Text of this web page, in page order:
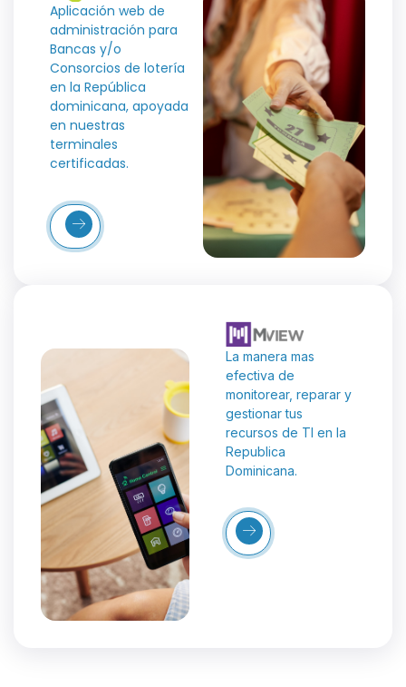
Aplicación web de
administración para
Bancas y/o
Consorcios de lotería
en la República
dominicana, apoyada
en nuestras
terminales
certificadas.
La manera mas
efectiva de
monitorear, reparar y
gestionar tus
recursos de TI en la
Republica
Dominicana.
Más
Detalles